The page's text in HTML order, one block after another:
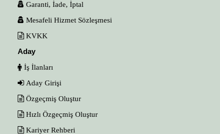
Garanti, İade, İptal
Mesafeli Hizmet Sözleşmesi
KVKK
Aday
İş İlanları
Aday Girişi
Özgeçmiş Oluştur
Hızlı Özgeçmiş Oluştur
Kariyer Rehberi